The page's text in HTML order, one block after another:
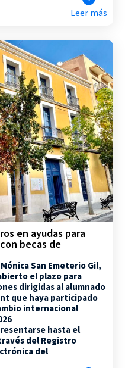
Leer más
en ayudas para
becas de
San Emeterio Gil,
el plazo para
dirigidas al alumnado
que haya participado
internacional
hasta el
del Registro
del